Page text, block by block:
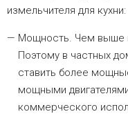
измельчителя для кухни:
Мощность. Чем выше
Поэтому в частных
ставить более
мощными
коммерческого